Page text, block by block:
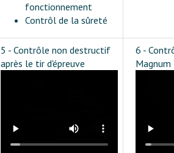
fonctionnement
Contrôl de la sûreté
5 - Contrôle non destructif
après le tir d'épreuve
6 -
Magnum